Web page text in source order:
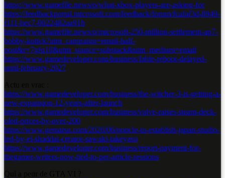
https://www.gamefile.news/p/what-xbox-players-are-asking-for
https://feedbackportal.microsoft.com/feedback/forum/fcafaf3d-8949-
f111-bec7-0022482aa91b
https://www.gamefile.news/p/microsoft-250-million-settlement-ap7-
bobby-kotick?utm_campaign=email-half-
post&r=7gfq10&utm_source=substack&utm_medium=email
https://www.gamedeveloper.com/business/fable-reboot-delayed-
until-february-2027
https://www.gamedeveloper.com/business/the-witcher-3-is-getting-a-
new-expansion-12-years-after-launch
https://www.gamedeveloper.com/business/valve-raises-steam-deck-
oled-prices-by-over-200
https://www.gematsu.com/2026/06/poncle-to-establish-japan-studio-
led-by-el-shaddai-creator-sawaki-takeyasu
https://www.gamedeveloper.com/business/report-payment-for-
thegamer-writers-now-tied-to-per-article-sessions